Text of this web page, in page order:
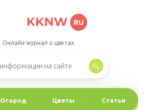
KKNW RU
Онлайн-журнал о цветах
Огород Цветы Статьи